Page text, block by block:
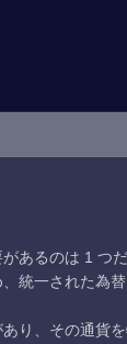
あるのは 1 つ
統一された為
り、その通貨